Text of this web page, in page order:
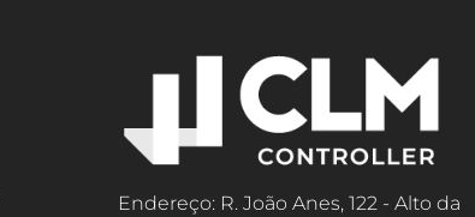
Endereço: R. João Anes, 122 - Alto da